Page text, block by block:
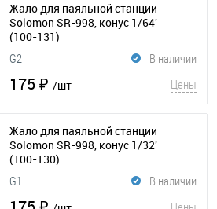
Жало для паяльной станции
Solomon SR-998, конус 1/64'
(100-131)
В наличии
G2
175 ₽ /шт Цены
Жало для паяльной станции
Solomon SR-998, конус 1/32'
(100-130)
В наличии
G1